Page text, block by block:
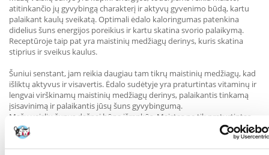
atitinkančio jų gyvybingą charakterį ir aktyvų gyvenimo būdą, kartu
palaikant kaulų sveikatą. Optimali ėdalo kaloringumas patenkina
didelius šuns energijos poreikius ir kartu skatina svorio palaikymą.
Receptūroje taip pat yra maistinių medžiagų derinys, kuris skatina
stiprius ir sveikus kaulus.
Šuniui senstant, jam reikia daugiau tam tikrų maistinių medžiagų, kad
išliktų aktyvus ir visavertis. Ėdalo sudėtyje yra praturtintas vitaminų ir
lengvai virškinamų maistinių medžiagų derinys, palaikantis tinkamą
įsisavinimą ir palaikantis jūsų šuns gyvybingumą.
Mažų veislių šunys dažnai būna išrankūs. Maistas ne tik praturtintas
unikaliais skoniais, kad skatintų apetitą, bet ir pritaikytas jautriems
mažų veislių šunų žandikauliams. Taip užtikrinama, kad net patys
išrankiausi šunys gautų visų jiems reikalingų maistinių medžiagų.